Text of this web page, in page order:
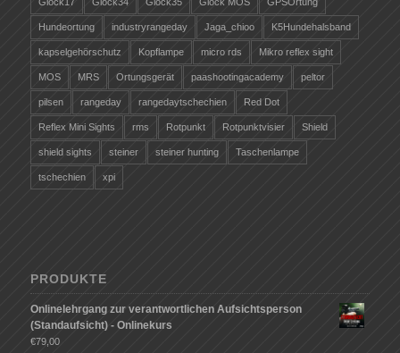
Hundeortung industryrangeday Jaga_chioo K5Hundehalsband
kapselgehörschutz Kopflampe micro rds Mikro reflex sight
MOS MRS Ortungsgerät paashootingacademy peltor
pilsen rangeday rangedaytschechien Red Dot
Reflex Mini Sights rms Rotpunkt Rotpunktvisier Shield
shield sights steiner steiner hunting Taschenlampe
tschechien xpi
PRODUKTE
Onlinelehrgang zur verantwortlichen Aufsichtsperson
(Standaufsicht) - Onlinekurs
€79,00